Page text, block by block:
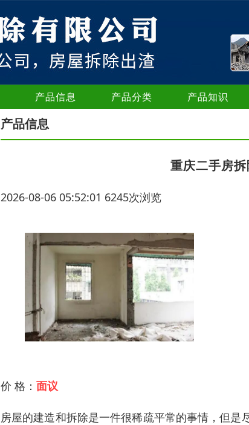
产品信息 产品分类 产品知识
产品信息
重庆二手房
2026-08-06 05:52:01 6245次浏览
价 格： 面议
房屋的建造和拆除是一件很稀疏平常的事情，但